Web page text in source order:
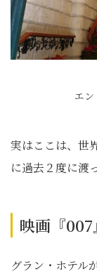
エン
実はここは、世
に過去２度に渡
映画『
グラン・ホテル